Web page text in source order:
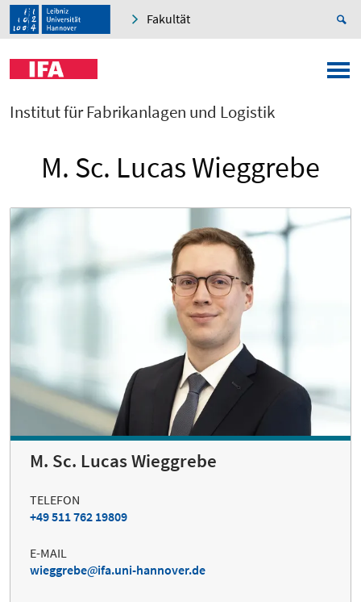
Fakultät
Institut für Fabrikanlagen und Logistik
M. Sc. Lucas Wieggrebe
M. Sc. Lucas Wieggrebe
TELEFON
+49 511 762 19809
E-MAIL
wieggrebe
ifa.uni-hannover.de